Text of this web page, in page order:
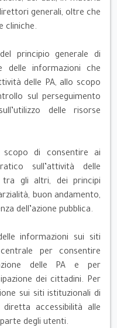
generali, oltre che
cliniche.
principio generale di
delle informazioni che
delle PA, allo scopo
sul perseguimento
delle risorse
di consentire ai
sull’attività delle
tra gli altri, dei principi
buon andamento,
dell’azione pubblica.
informazioni sui siti
per consentire
delle PA e per
dei cittadini. Per
sui siti istituzionali di
accessibilità alle
degli utenti.